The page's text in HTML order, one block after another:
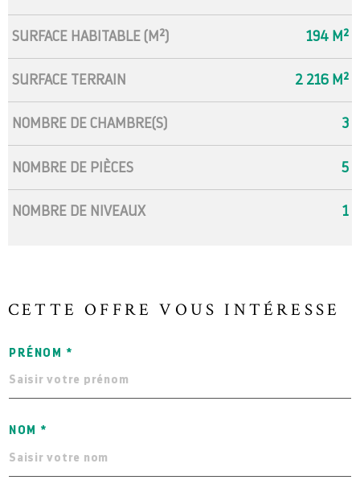
SURFACE HABITABLE (M²) 194 M²
SURFACE TERRAIN 2 216 M²
NOMBRE DE CHAMBRE(S) 3
NOMBRE DE PIÈCES 5
NOMBRE DE NIVEAUX 1
CETTE OFFRE VOUS INTÉRESSE
PRÉNOM *
NOM *